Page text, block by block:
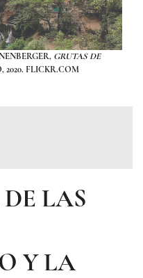
GRUTAS DE
2020. FLICKR.COM
LAS
Y LA